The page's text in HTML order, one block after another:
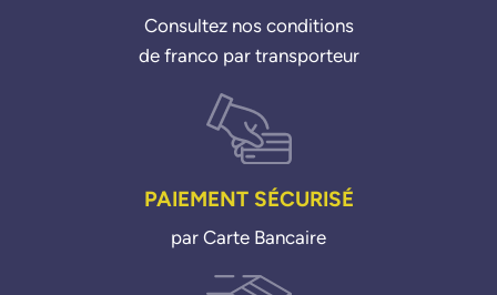
Consultez nos conditions
de franco par transporteur
PAIEMENT SÉCURISÉ
par Carte Bancaire